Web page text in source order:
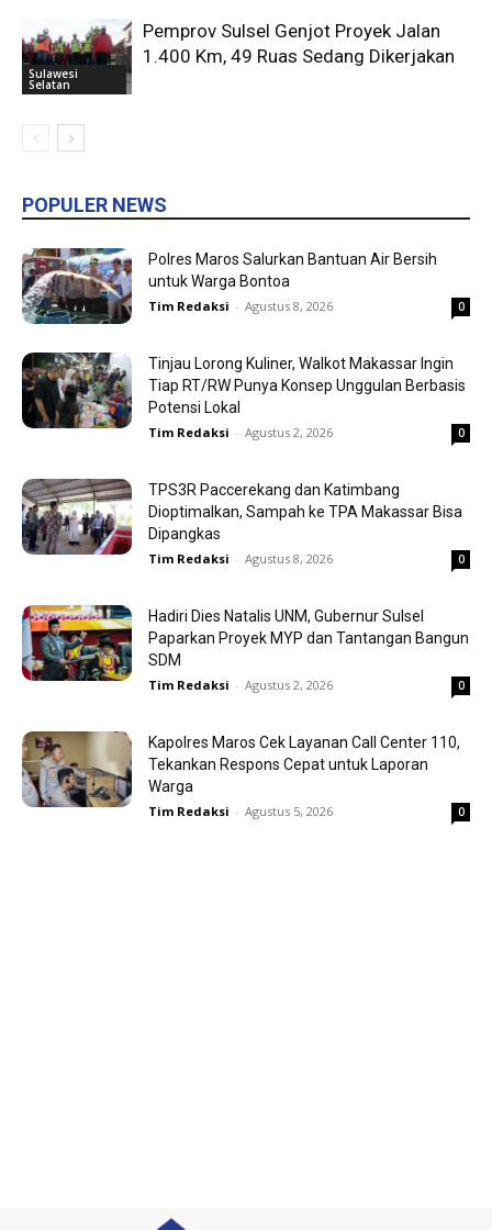
Sulawesi
Selatan
Pemprov Sulsel Genjot Proyek Jalan
1.400 Km, 49 Ruas Sedang Dikerjakan
POPULER NEWS
Polres Maros Salurkan Bantuan Air Bersih
untuk Warga Bontoa
Tim Redaksi - Agustus 8, 2026 0
Tinjau Lorong Kuliner, Walkot Makassar Ingin
Tiap RT/RW Punya Konsep Unggulan Berbasis
Potensi Lokal
Tim Redaksi - Agustus 2, 2026 0
TPS3R Paccerekang dan Katimbang
Dioptimalkan, Sampah ke TPA Makassar Bisa
Dipangkas
Tim Redaksi - Agustus 8, 2026 0
Hadiri Dies Natalis UNM, Gubernur Sulsel
Paparkan Proyek MYP dan Tantangan Bangun
SDM
Tim Redaksi - Agustus 2, 2026 0
Kapolres Maros Cek Layanan Call Center 110,
Tekankan Respons Cepat untuk Laporan
Warga
Tim Redaksi - Agustus 5, 2026 0